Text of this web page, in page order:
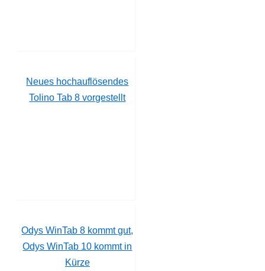
Neues hochauflösendes
Tolino Tab 8 vorgestellt
Odys WinTab 8 kommt gut,
Odys WinTab 10 kommt in
Kürze